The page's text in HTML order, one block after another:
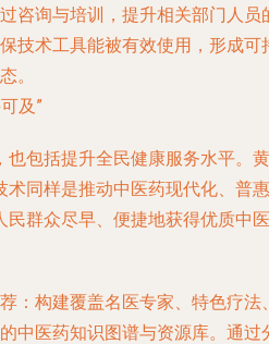
过咨询与培训，提升相关部门人员
技术工具能被有效使用，形成可
。
及”
包括提升全民健康服务水平。黄
同样是推动中医药现代化、普惠
民群众尽早、便捷地获得优质中医
：构建覆盖名医专家、特色疗法
中医药知识图谱与资源库。通过